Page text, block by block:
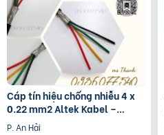
Cáp tín hiệu chống nhiễu 4 x
0.22 mm2 Altek Kabel –
Shield alarm cable, signal
P. An Hải